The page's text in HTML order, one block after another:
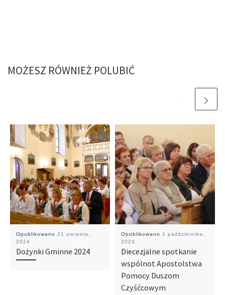
MOŻESZ RÓWNIEŻ POLUBIĆ
Opublikowano 21 sierpnia,
2024
Dożynki Gminne 2024
Opublikowano
1 października,
2023
Diecezjalne spotkanie
wspólnot Apostolstwa
Pomocy Duszom
Czyśćcowym